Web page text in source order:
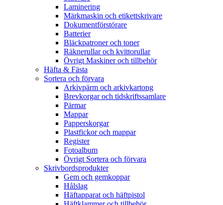
Laminering
Märkmaskin och etikettskrivare
Dokumentförstörare
Batterier
Bläckpatroner och toner
Räknerullar och kvittorullar
Övrigt Maskiner och tillbehör
Häfta & Fästa
Sortera och förvara
Arkivpärm och arkivkartong
Brevkorgar och tidskriftssamlare
Pärmar
Mappar
Papperskorgar
Plastfickor och mappar
Register
Fotoalbum
Övrigt Sortera och förvara
Skrivbordsprodukter
Gem och gemkoppar
Hålslag
Häftapparat och häftpistol